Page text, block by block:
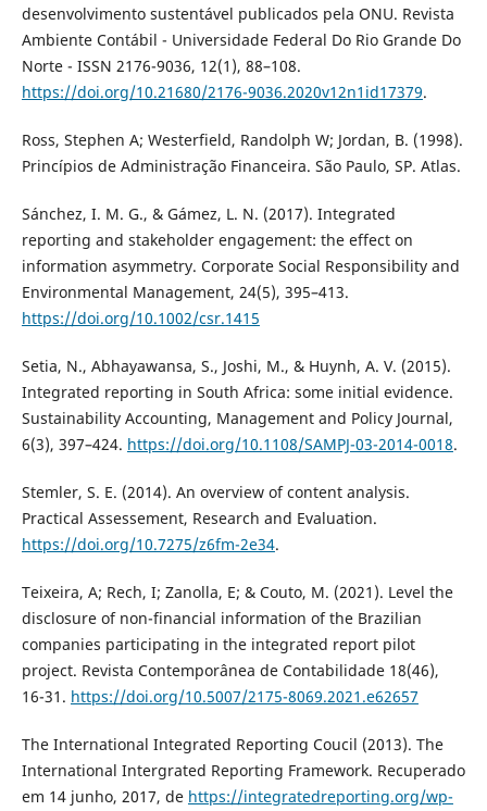
desenvolvimento sustentável publicados pela ONU. Revista
Ambiente Contábil - Universidade Federal Do Rio Grande Do
Norte - ISSN 2176-9036, 12(1), 88–108.
https://doi.org/10.21680/2176-9036.2020v12n1id17379.
Ross, Stephen A; Westerfield, Randolph W; Jordan, B. (1998).
Princípios de Administração Financeira. São Paulo, SP. Atlas.
Sánchez, I. M. G., & Gámez, L. N. (2017). Integrated
reporting and stakeholder engagement: the effect on
information asymmetry. Corporate Social Responsibility and
Environmental Management, 24(5), 395–413.
https://doi.org/10.1002/csr.1415
Setia, N., Abhayawansa, S., Joshi, M., & Huynh, A. V. (2015).
Integrated reporting in South Africa: some initial evidence.
Sustainability Accounting, Management and Policy Journal,
6(3), 397–424. https://doi.org/10.1108/SAMPJ-03-2014-0018.
Stemler, S. E. (2014). An overview of content analysis.
Practical Assessement, Research and Evaluation.
https://doi.org/10.7275/z6fm-2e34.
Teixeira, A; Rech, I; Zanolla, E; & Couto, M. (2021). Level the
disclosure of non-financial information of the Brazilian
companies participating in the integrated report pilot
project. Revista Contemporânea de Contabilidade 18(46),
16-31. https://doi.org/10.5007/2175-8069.2021.e62657
The International Integrated Reporting Coucil (2013). The
International Intergrated Reporting Framework. Recuperado
em 14 junho, 2017, de https://integratedreporting.org/wp-